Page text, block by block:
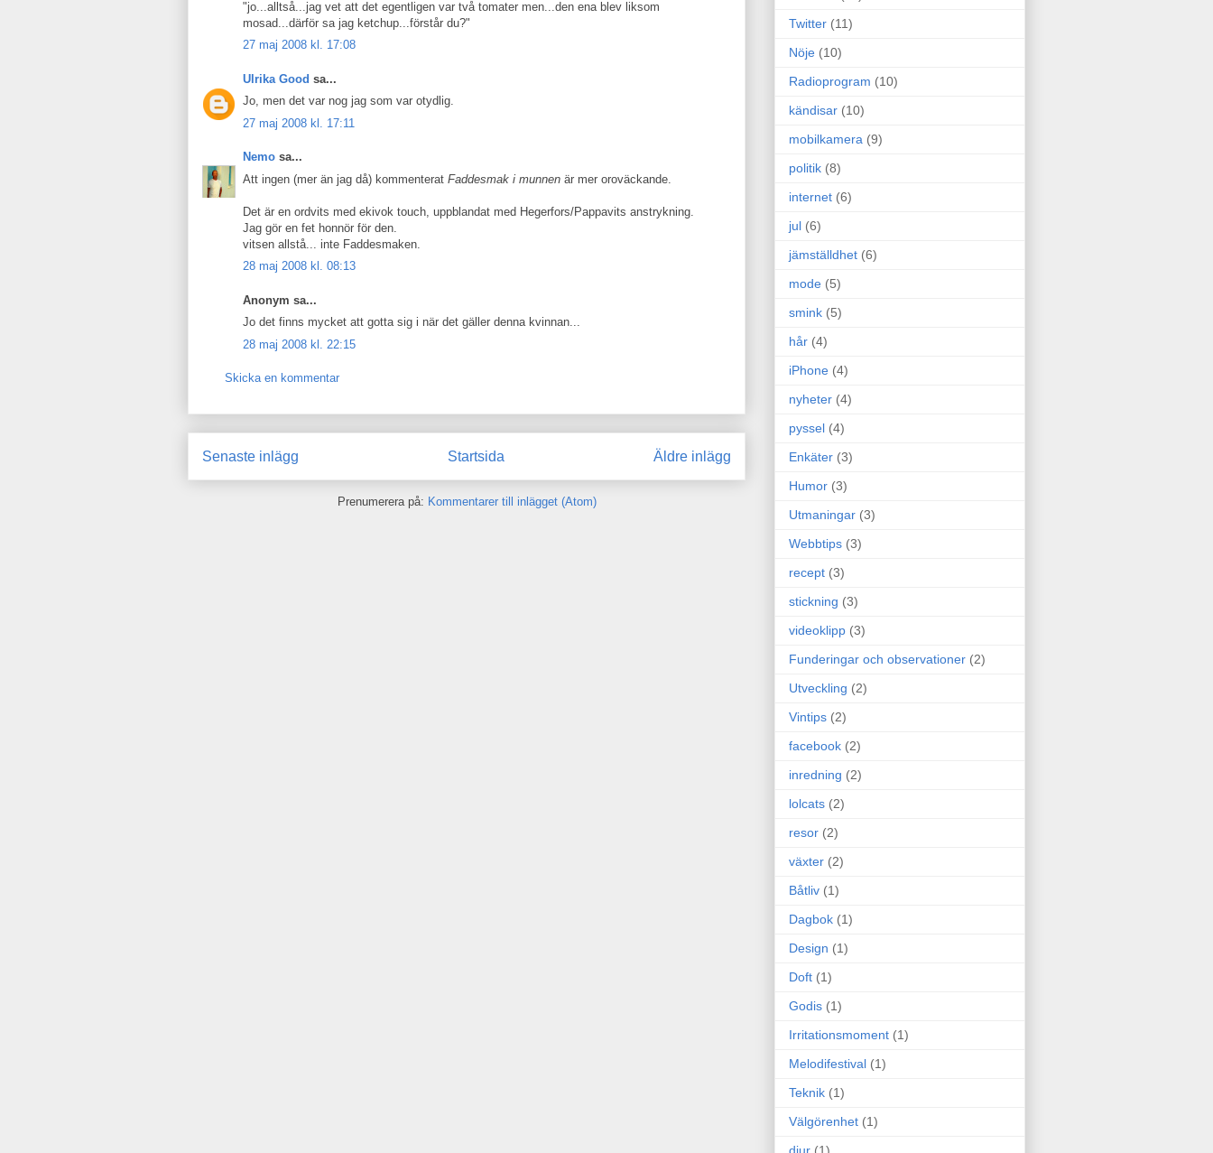
"jo...alltså...jag vet att det egentligen var två tomater men...den ena blev liksom
mosad...därför sa jag ketchup...förstår du?"
27 maj 2008 kl. 17:08
Ulrika Good sa...
Jo, men det var nog jag som var otydlig.
27 maj 2008 kl. 17:11
Nemo sa...
Att ingen (mer än jag då) kommenterat Faddesmak i munnen är mer oroväckande.
Det är en ordvits med ekivok touch, uppblandat med Hegerfors/Pappavits anstrykning.
Jag gör en fet honnör för den.
vitsen allstå... inte Faddesmaken.
28 maj 2008 kl. 08:13
Anonym sa...
Jo det finns mycket att gotta sig i när det gäller denna kvinnan...
28 maj 2008 kl. 22:15
Skicka en kommentar
Senaste inlägg Äldre inlägg
Startsida
Prenumerera på: Kommentarer till inlägget (Atom)
Twitter (11)
Nöje (10)
Radioprogram (10)
kändisar (10)
mobilkamera (9)
politik (8)
internet (6)
jul (6)
jämställdhet (6)
mode (5)
smink (5)
hår (4)
iPhone (4)
nyheter (4)
pyssel (4)
Enkäter (3)
Humor (3)
Utmaningar (3)
Webbtips (3)
recept (3)
stickning (3)
videoklipp (3)
Funderingar och observationer (2)
Utveckling (2)
Vintips (2)
facebook (2)
inredning (2)
lolcats (2)
resor (2)
växter (2)
Båtliv (1)
Dagbok (1)
Design (1)
Doft (1)
Godis (1)
Irritationsmoment (1)
Melodifestival (1)
Teknik (1)
Välgörenhet (1)